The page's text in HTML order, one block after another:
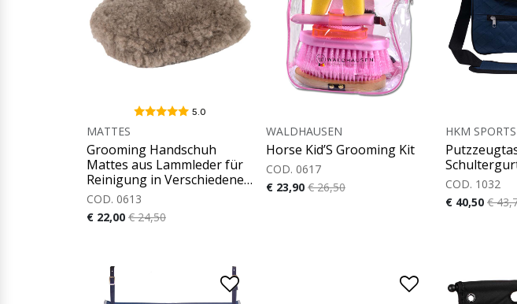
5.0
MATTES
Grooming Handschuh
Mattes aus Lammleder für
Reinigung in Verschiedenen
Farben
COD. 0613
€ 22,00 € 24,50
WALDHAUSEN
Horse Kid’S Grooming Kit
COD. 0617
€ 23,90 € 26,50
HKM
COD. 1032
€ 40,50 €